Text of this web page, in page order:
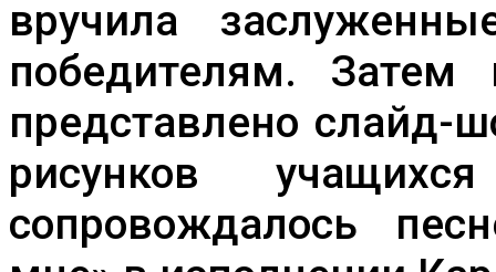
вручила
победителям.
представлено слайд-
рисунков
сопровождалось